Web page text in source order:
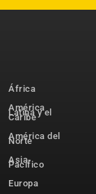
África
América
Latina y el
Caribe
América del
Norte
Asia-
Pacífico
Europa